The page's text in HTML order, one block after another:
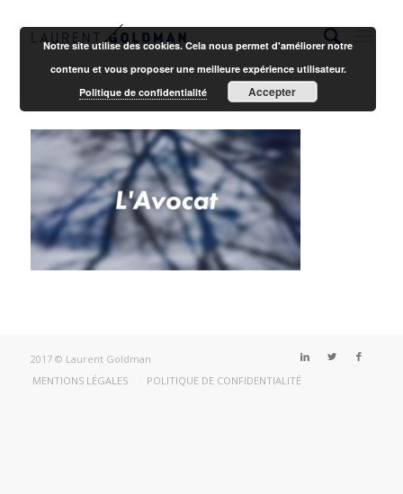
2017 © Laurent Goldman
MENTIONS LÉGALES
POLITIQUE DE CONFIDENTIALITÉ
Notre site utilise des cookies. Cela nous permet d'améliorer notre
contenu et vous proposer une meilleure expérience utilisateur.
Politique de confidentialité
Accepter